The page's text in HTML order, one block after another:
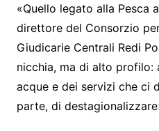
«Quello legato alla Pesca
direttore del Consorzio
Giudicarie Centrali Redi
nicchia, ma di alto
acque e dei servizi che ci
parte, di